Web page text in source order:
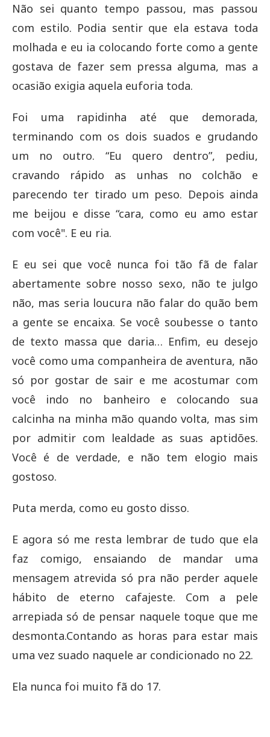
Não sei quanto tempo passou, mas passou
com estilo. Podia sentir que ela estava toda
molhada e eu ia colocando forte como a gente
gostava de fazer sem pressa alguma, mas a
ocasião exigia aquela euforia toda.
Foi uma rapidinha até que demorada,
terminando com os dois suados e grudando
um no outro. “Eu quero dentro”, pediu,
cravando rápido as unhas no colchão e
parecendo ter tirado um peso. Depois ainda
me beijou e disse “cara, como eu amo estar
com você". E eu ria.
E eu sei que você nunca foi tão fã de falar
abertamente sobre nosso sexo, não te julgo
não, mas seria loucura não falar do quão bem
a gente se encaixa. Se você soubesse o tanto
de texto massa que daria… Enfim, eu desejo
você como uma companheira de aventura, não
só por gostar de sair e me acostumar com
você indo no banheiro e colocando sua
calcinha na minha mão quando volta, mas sim
por admitir com lealdade as suas aptidões.
Você é de verdade, e não tem elogio mais
gostoso.
Puta merda, como eu gosto disso.
E agora só me resta lembrar de tudo que ela
faz comigo, ensaiando de mandar uma
mensagem atrevida só pra não perder aquele
hábito de eterno cafajeste. Com a pele
arrepiada só de pensar naquele toque que me
desmonta.Contando as horas para estar mais
uma vez suado naquele ar condicionado no 22.
Ela nunca foi muito fã do 17.